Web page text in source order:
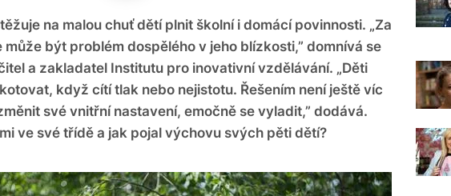
na malou chuť dětí plnit školní i domácí povinnosti. „Za
být problém dospělého v jeho blízkosti,” domnívá se
a zakladatel Institutu pro inovativní vzdělávání. „Děti
když cítí tlak nebo nejistotu. Řešením není ještě víc
své vnitřní nastavení, emočně se vyladit,” dodává.
ve své třídě a jak pojal výchovu svých pěti dětí?